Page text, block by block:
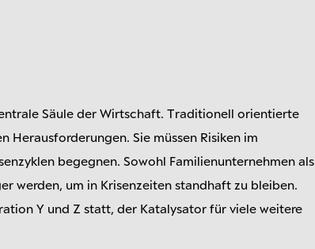
Säule der Wirtschaft. Traditionell orientierte
Herausforderungen. Sie müssen Risiken im
begegnen. Sowohl Familienunternehmen als
werden, um in Krisenzeiten standhaft zu bleiben.
Y und Z statt, der Katalysator für viele weitere